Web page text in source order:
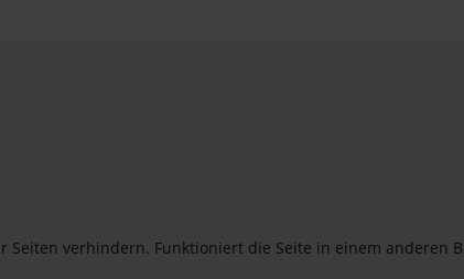
verhindern. Funktioniert die Seite in einem anderen